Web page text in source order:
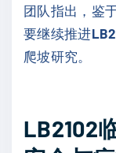
团队指出，鉴
要继续推进
爬坡研究。
LB2102